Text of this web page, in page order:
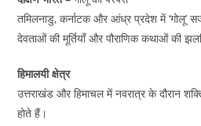
तमिलनाडु, कर्नाटक और आंध्र प्रदेश में ‘गोलू’
देवताओं की मूर्तियाँ और पौराणिक कथाओं की
हिमालयी क्षेत्र
उत्तराखंड और हिमाचल में नवरात्र के दौरान
होते हैं।